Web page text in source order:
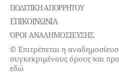
ΠΟΛΙΤΙΚΉ ΑΠΟΡΡΉΤΟΥ
ΕΠΙΚΟΙΝΩΝΊΑ
ΌΡΟΙ ΑΝΑΔΗΜΟΣΙΕΥΣΗΣ
© Επιτρέπεται η
συγκεκριμένους όρους και
εδώ